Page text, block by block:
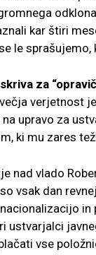
kar štiri
le
za
verjetnost
upravo za
ki mu zares
nad vlado
vsak dan
nacionalizacijo
ustvarjalci
vse